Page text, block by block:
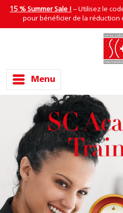
15 % Summer Sale ! – Utilisez le
pour bénéficier de la réduction
Menu